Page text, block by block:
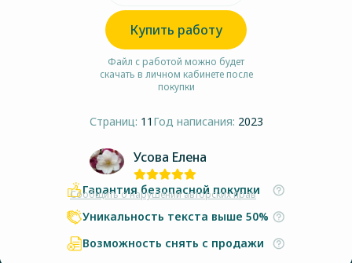
Купить работу
Файл с работой можно будет
скачать в личном кабинете после
покупки
Страниц: 11 Год написания: 2023
Усова Елена
Сообщить о нарушении авторских прав
Гарантия безопасной покупки
Уникальность текста выше 50%
Возможность снять с продажи